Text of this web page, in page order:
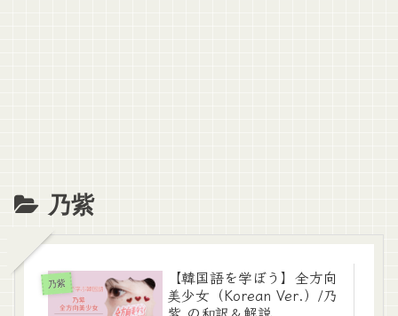
乃紫
乃紫
【韓国語を学ぼう】全方向
美少女（Korean Ver.）/乃